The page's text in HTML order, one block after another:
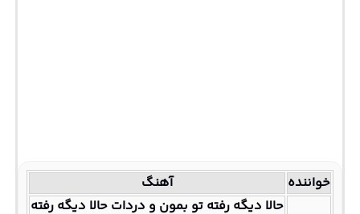
خواننده
آهنگ
حالا دیگه رفته تو بمون و دردات حالا دیگه رفته